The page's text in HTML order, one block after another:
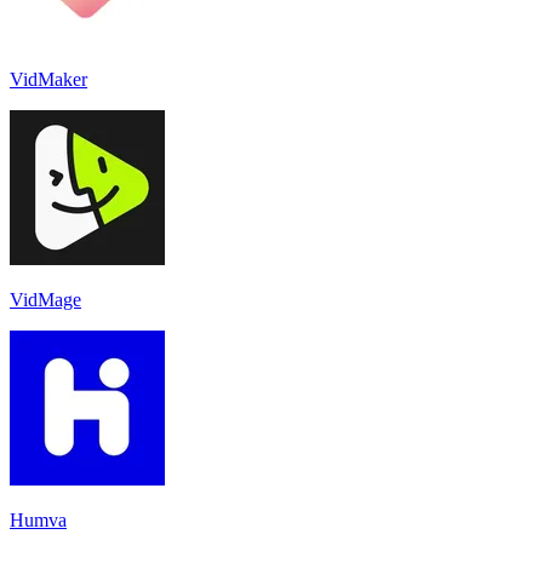
VidMaker
VidMage
Humva